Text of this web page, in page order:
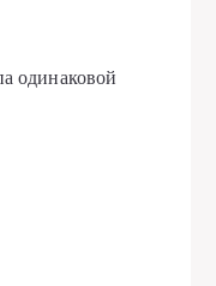
одинаковой